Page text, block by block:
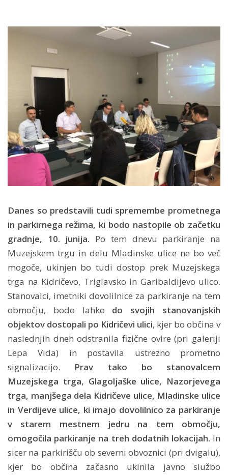
Danes so predstavili tudi spremembe prometnega
in parkirnega režima, ki bodo nastopile ob začetku
gradnje, 10. junija. Po tem dnevu parkiranje na
Muzejskem trgu in delu Mladinske ulice ne bo več
mogoče, ukinjen bo tudi dostop prek Muzejskega
trga na Kidričevo, Triglavsko in Garibaldijevo ulico.
Stanovalci, imetniki dovolilnice za parkiranje na tem
območju, bodo lahko do svojih stanovanjskih
objektov dostopali po Kidričevi ulici, kjer bo občina v
naslednjih dneh odstranila fizične ovire (pri galeriji
Lepa Vida) in postavila ustrezno prometno
signalizacijo. Prav tako bo stanovalcem
Muzejskega trga, Glagoljaške ulice, Nazorjevega
trga, manjšega dela Kidričeve ulice, Mladinske ulice
in Verdijeve ulice, ki imajo dovolilnico za parkiranje
v starem mestnem jedru na tem območju,
omogočila parkiranje na treh dodatnih lokacijah. In
sicer na parkirišču ob severni obvoznici (pri dvigalu),
kjer bo občina začasno ukinila javno službo